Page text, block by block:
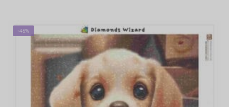
-46%